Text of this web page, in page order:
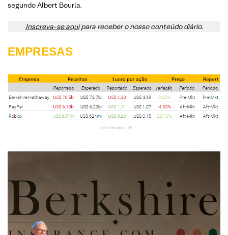
segundo Albert Bourla.
Inscreva-se aquipara receber o nosso conteúdo diário.
EMPRESAS